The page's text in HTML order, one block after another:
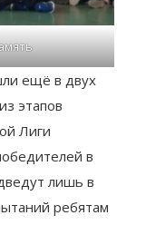
ещё в двух
этапов
Лиги
в
лишь в
ребятам